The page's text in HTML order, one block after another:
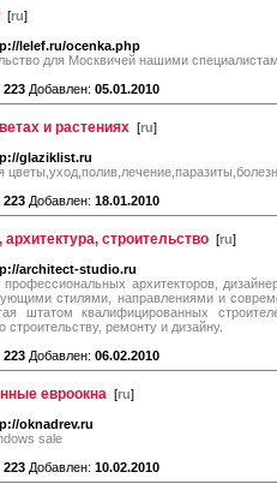
[ru]
lelef.ru/ocenka.php
для Москвичей нашими
223 Добавлен: 05.01.2010
и растениях [ru]
glaziklist.ru
223 Добавлен: 18.01.2010
архитектура, строительство [ru]
architect-studio.ru
профессиональных архитекторов,
стилями, направлениями и
штатом квалифицированных
строительству, ремонту и дизайну.
223 Добавлен: 06.02.2010
евроокна [ru]
oknadrev.ru
sale
223 Добавлен: 10.02.2010